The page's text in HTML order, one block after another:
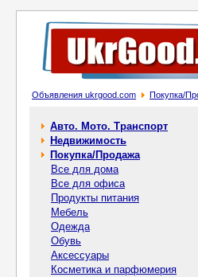
Объявления ukrgood.com Покупка/
Авто. Мото. Транспорт
Недвижимость
Покупка/Продажа
Все для дома
Все для офиса
Продукты питания
Мебель
Одежда
Обувь
Аксессуары
Косметика и парфюмерия